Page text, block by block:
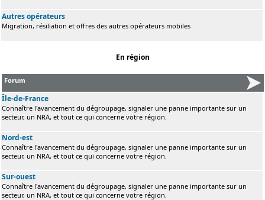
Autres opérateurs
Migration, résiliation et offres des autres opérateurs mobiles
En région
Forum
Île-de-France
Connaître l'avancement du dégroupage, signaler une panne importante sur un
secteur, un NRA, et tout ce qui concerne votre région.
Nord-est
Connaître l'avancement du dégroupage, signaler une panne importante sur un
secteur, un NRA, et tout ce qui concerne votre région.
Sur-ouest
Connaître l'avancement du dégroupage, signaler une panne importante sur un
secteur, un NRA, et tout ce qui concerne votre région.